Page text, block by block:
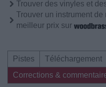
Trouver des vinyles et
Trouver un instrument
meilleur prix sur
Pistes
Téléchargement
Corrections &